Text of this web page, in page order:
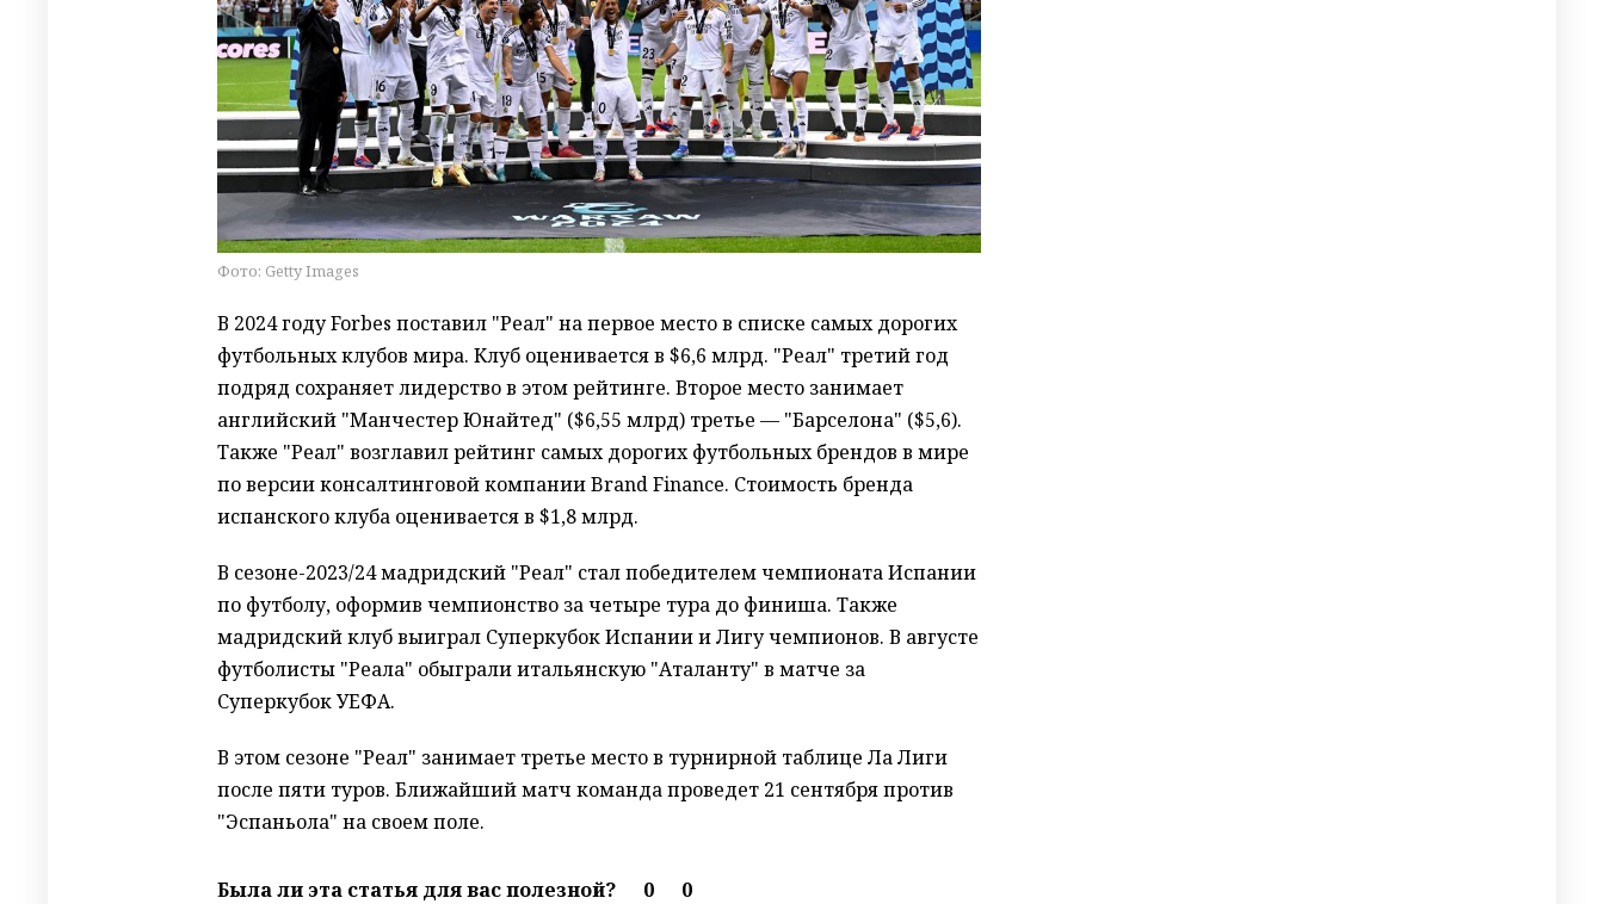
Фото: Getty Images
В 2024 году Forbes поставил "Реал" на первое место в списке самых дорогих
футбольных клубов мира. Клуб оценивается в $6,6 млрд. "Реал" третий год
подряд сохраняет лидерство в этом рейтинге. Второе место занимает
английский "Манчестер Юнайтед" ($6,55 млрд) третье — "Барселона" ($5,6).
Также "Реал" возглавил рейтинг самых дорогих футбольных брендов в мире
по версии консалтинговой компании Brand Finance. Стоимость бренда
испанского клуба оценивается в $1,8 млрд.
В сезоне-2023/24 мадридский "Реал" стал победителем чемпионата Испании
по футболу, оформив чемпионство за четыре тура до финиша. Также
мадридский клуб выиграл Суперкубок Испании и Лигу чемпионов. В августе
футболисты "Реала" обыграли итальянскую "Аталанту" в матче за
Суперкубок УЕФА.
В этом сезоне "Реал" занимает третье место в турнирной таблице Ла Лиги
после пяти туров. Ближайший матч команда проведет 21 сентября против
"Эспаньола" на своем поле.
Была ли эта статья для вас полезной? 0 0